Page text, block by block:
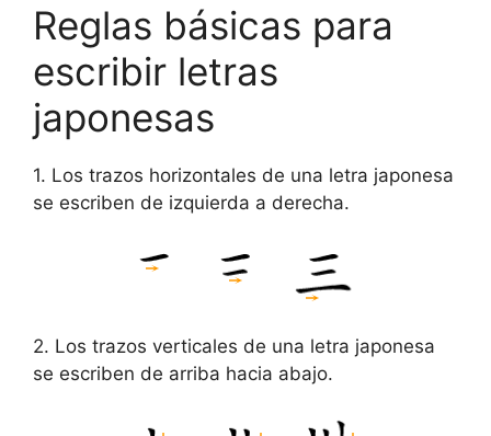
Reglas básicas para
escribir letras
japonesas
1. Los trazos horizontales de una letra japonesa
se escriben de izquierda a derecha.
2. Los trazos verticales de una letra japonesa
se escriben de arriba hacia abajo.